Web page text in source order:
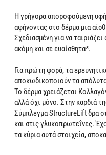
Η γρήγορα αποροφούμενη
αφήνοντας στο δέρμα μια
Σχεδιασμένη για να
ακόμη και σε ευαίσθητα*.
Για πρώτη φορά, τα
αποκωδικοποιούν τα
Το δέρμα χρειάζεται
αλλά όχι μόνο. Στην καρδιά
Σύμπλεγμα StructureLift δρα
και στις γλυκοπρωτεΐνες.
τα κύρια αυτά στοιχεία,